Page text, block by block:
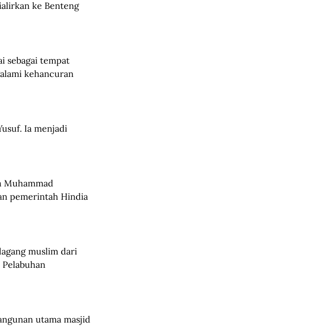
ke Benteng
sebagai tempat
kehancuran
Ia menjadi
Muhammad
pemerintah Hindia
muslim dari
utama masjid